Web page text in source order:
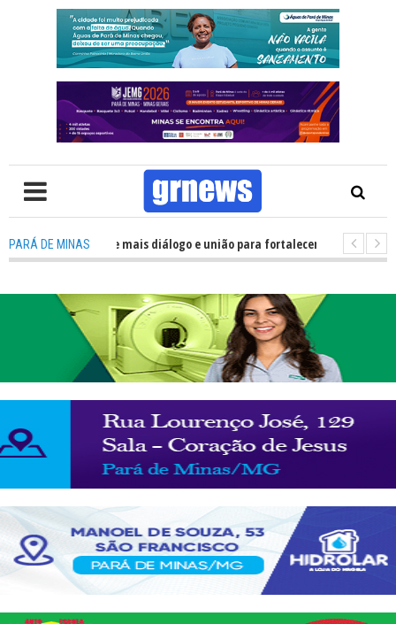
PARÁ DE MINAS
de mais diálogo e união para fortalecer Minas e Pará de Minas; e